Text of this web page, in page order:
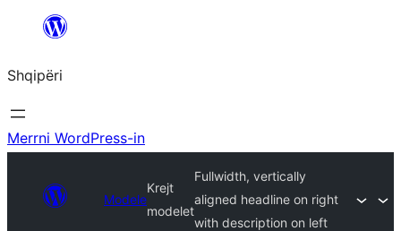
Hidhu
lënda
Shqipëri
Merrni WordPress-in
Modele
Krejt
modelet
Fullwidth, vertically
aligned headline on right
with description on left